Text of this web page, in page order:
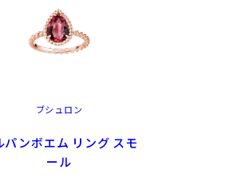
ブシュロン
パンボエム リング スモ
ール